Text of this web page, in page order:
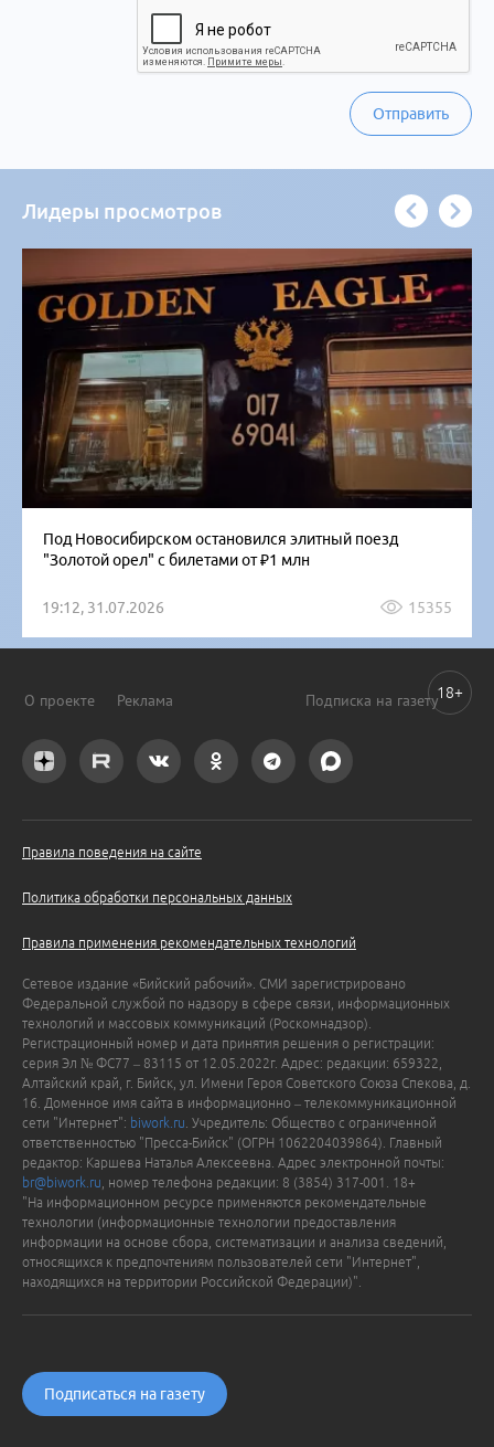
Отправить
Лидеры просмотров
Под Новосибирском остановился элитный поезд
"Золотой орел" с билетами от ₽1 млн
19:12, 31.07.2026 15355
О проекте Реклама Подписка на газету
Правила поведения на сайте
Политика обработки персональных данных
Правила применения рекомендательных технологий
Сетевое издание «Бийский рабочий». СМИ зарегистрировано
Федеральной службой по надзору в сфере связи, информационных
технологий и массовых коммуникаций (Роскомнадзор).
Регистрационный номер и дата принятия решения о регистрации:
серия Эл № ФС77 – 83115 от 12.05.2022г. Адрес: редакции: 659322,
Алтайский край, г. Бийск, ул. Имени Героя Советского Союза Спекова, д.
16. Доменное имя сайта в информационно – телекоммуникационной
сети "Интернет": biwork.ru . Учредитель: Общество с ограниченной
ответственностью "Пресса-Бийск" (ОГРН 1062204039864). Главный
редактор: Каршева Наталья Алексеевна. Адрес электронной почты:
br@biwork.ru , номер телефона редакции: 8 (3854) 317-001. 18+
"На информационном ресурсе применяются рекомендательные
технологии (информационные технологии предоставления
информации на основе сбора, систематизации и анализа сведений,
относящихся к предпочтениям пользователей сети "Интернет",
находящихся на территории Российской Федерации)".
Подписаться на газету
18+